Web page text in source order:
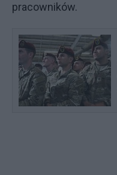
pracowników.